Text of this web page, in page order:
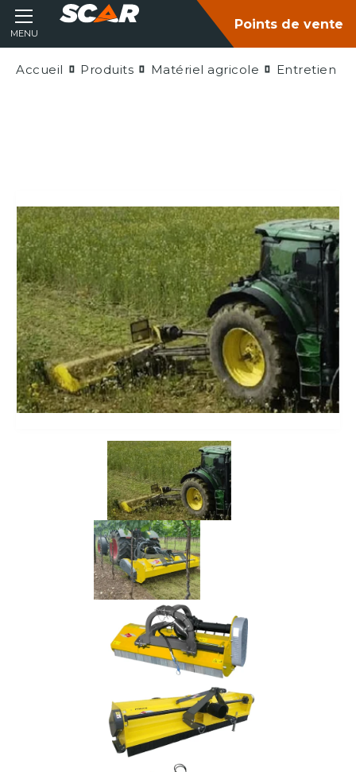
MENU
Points de vente
Accueil Produits Matériel agricole Entretien